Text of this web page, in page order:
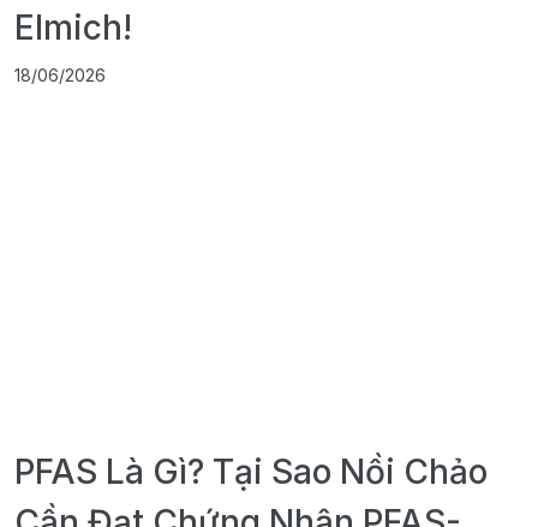
Elmich!
18/06/2026
PFAS Là Gì? Tại Sao Nồi Chảo